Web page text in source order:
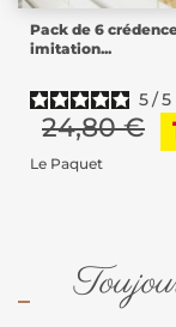
Pack de 6
imitation...
5/5
24,80 €
Le Paquet